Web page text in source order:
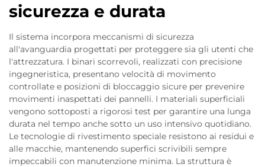
sicurezza e durata
Il sistema incorpora meccanismi di sicurezza
all'avanguardia progettati per proteggere sia gli utenti che
l'attrezzatura. I binari scorrevoli, realizzati con precisione
ingegneristica, presentano velocità di movimento
controllate e posizioni di bloccaggio sicure per prevenire
movimenti inaspettati dei pannelli. I materiali superficiali
vengono sottoposti a rigorosi test per garantire una lunga
durata nel tempo anche sotto un uso intensivo quotidiano.
Le tecnologie di rivestimento speciale resistono ai residui e
alle macchie, mantenendo superfici scrivibili sempre
impeccabili con manutenzione minima. La struttura è